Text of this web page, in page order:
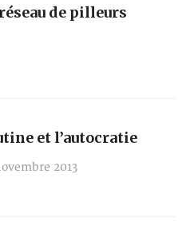
de pilleurs
et l’autocratie
2013